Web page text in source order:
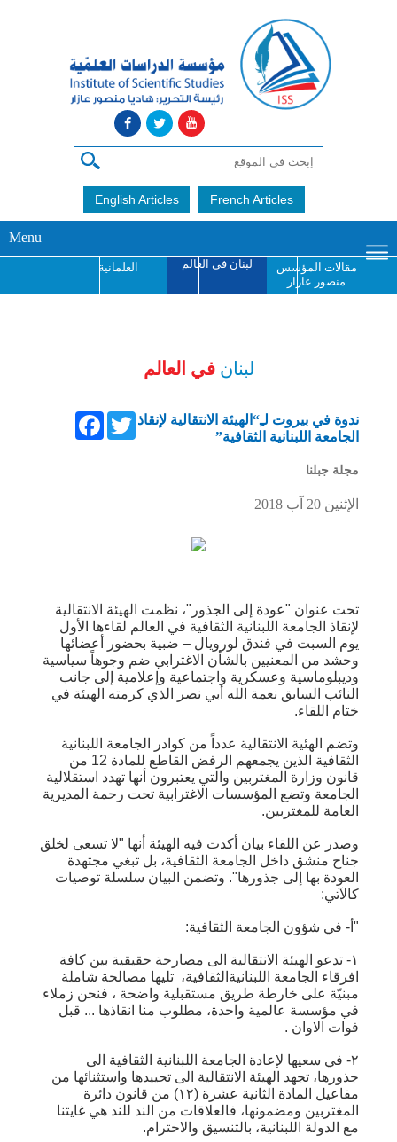
English Articles French Articles
Menu
مقالات المؤسس
منصور عازار
لبنان في العالم العلمانية
لبنان في العالم
FacebookTwitter ندوة في بيروت لـِ“الهيئة الانتقالية لإنقاذ
الجامعة اللبنانية الثقافية”
مجلة جبلنا
الإثنين 20 آب 2018
تحت عنوان "عودة إلى الجذور"، نظمت الهيئة الانتقالية
لإنقاذ الجامعة اللبنانية الثقافية في العالم لقاءها الأول
يوم السبت في فندق لورويال – ضبية بحضور أعضائها
وحشد من المعنيين بالشأن الاغترابي ضم وجوهاً سياسية
وديبلوماسية وعسكرية واجتماعية وإعلامية إلى جانب
النائب السابق نعمة الله أبي نصر الذي كرمته الهيئة في
ختام اللقاء.
وتضم الهئية الانتقالية عدداً من كوادر الجامعة اللبنانية
الثقافية الذين يجمعهم الرفض القاطع للمادة 12 من
قانون وزارة المغتربين والتي يعتبرون أنها تهدد استقلالية
الجامعة وتضع المؤسسات الاغترابية تحت رحمة المديرية
العامة للمغتربين.
وصدر عن اللقاء بيان أكدت فيه الهيئة أنها "لا تسعى لخلق
جناح منشق داخل الجامعة الثقافية، بل تبغي مجتهدة
العودة بها إلى جذورها". وتضمن البيان سلسلة توصيات
كالآتي:
"أ- في شؤون الجامعة الثقافية:
١- تدعو الهيئة الانتقالية الى مصارحة حقيقية بين كافة
افرقاء الجامعة اللبنانيةالثقافية، تليها مصالحة شاملة
مبنيّة على خارطة طريق مستقبلية واضحة ، فنحن زملاء
في مؤسسة عالمية واحدة، مطلوب منا انقاذها ... قبل
فوات الاوان .
٢- في سعيها لإعادة الجامعة اللبنانية الثقافية الى
جذورها، تجهد الهيئة الانتقالية الى تحييدها واستثنائها من
مفاعيل المادة الثانية عشرة (١٢) من قانون دائرة
المغتربين ومضمونها، فالعلاقات من الند للند هي غايتنا
مع الدولة اللبنانية، بالتنسيق والاحترام.